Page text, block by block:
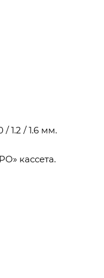
1.2 / 1.6 мм.
кассета.